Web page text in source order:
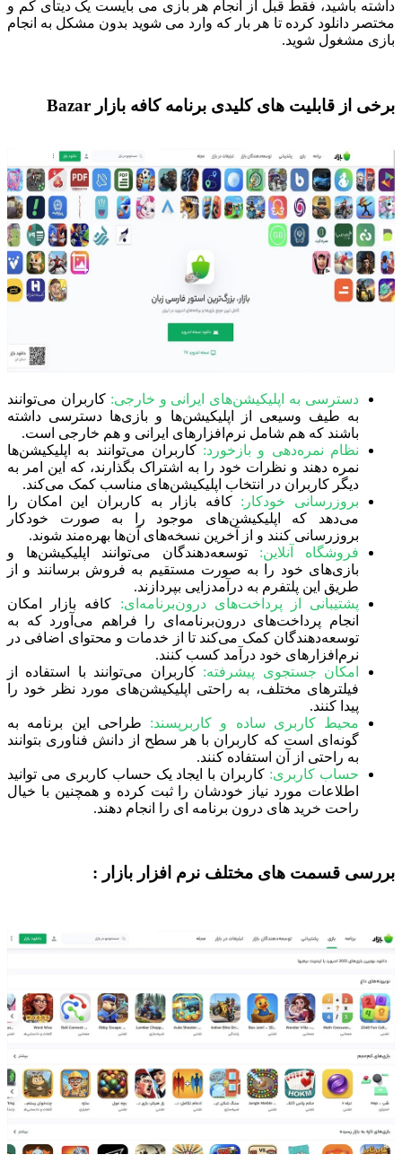
داشته باشید، فقط قبل از انجام هر بازی می بایست یک دیتای کم و
مختصر دانلود کرده تا هر بار که وارد می شوید بدون مشکل به انجام
بازی مشغول شوید.
برخی از قابلیت های کلیدی برنامه کافه بازار Bazar
دسترسی به اپلیکیشن‌های ایرانی و خارجی: کاربران می‌توانند
به طیف وسیعی از اپلیکیشن‌ها و بازی‌ها دسترسی داشته
باشند که هم شامل نرم‌افزارهای ایرانی و هم خارجی است.
نظام نمره‌دهی و بازخورد: کاربران می‌توانند به اپلیکیشن‌ها
نمره دهند و نظرات خود را به اشتراک بگذارند، که این امر به
دیگر کاربران در انتخاب اپلیکیشن‌های مناسب کمک می‌کند.
بروزرسانی خودکار: کافه بازار به کاربران این امکان را
می‌دهد که اپلیکیشن‌های موجود را به صورت خودکار
بروزرسانی کنند و از آخرین نسخه‌های آن‌ها بهره‌مند شوند.
فروشگاه آنلاین: توسعه‌دهندگان می‌توانند اپلیکیشن‌ها و
بازی‌های خود را به صورت مستقیم به فروش برسانند و از
طریق این پلتفرم به درآمدزایی بپردازند.
پشتیبانی از پرداخت‌های درون‌برنامه‌ای: کافه بازار امکان
انجام پرداخت‌های درون‌برنامه‌ای را فراهم می‌آورد که به
توسعه‌دهندگان کمک می‌کند تا از خدمات و محتوای اضافی در
نرم‌افزارهای خود درآمد کسب کنند.
امکان جستجوی پیشرفته: کاربران می‌توانند با استفاده از
فیلترهای مختلف، به راحتی اپلیکیشن‌های مورد نظر خود را
پیدا کنند.
محیط کاربری ساده و کاربرپسند: طراحی این برنامه به
گونه‌ای است که کاربران با هر سطح از دانش فناوری بتوانند
به راحتی از آن استفاده کنند.
حساب کاربری: کاربران با ایجاد یک حساب کاربری می توانید
اطلاعات مورد نیاز خودشان را ثبت کرده و همچنین با خیال
راحت خرید های درون برنامه ای را انجام دهند.
بررسی قسمت های مختلف نرم افزار بازار :